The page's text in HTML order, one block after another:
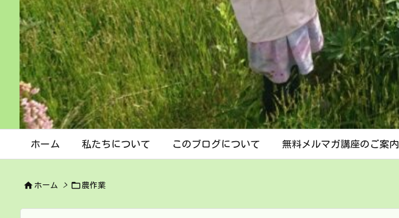
ホーム 私たちについて このブログについて 無料メルマガ講座のご案内
 ホーム > 農作業